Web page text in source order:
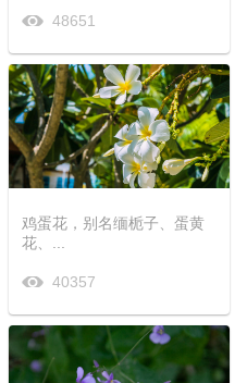
48651
鸡蛋花，别名缅栀子、蛋黄
花、...
40357